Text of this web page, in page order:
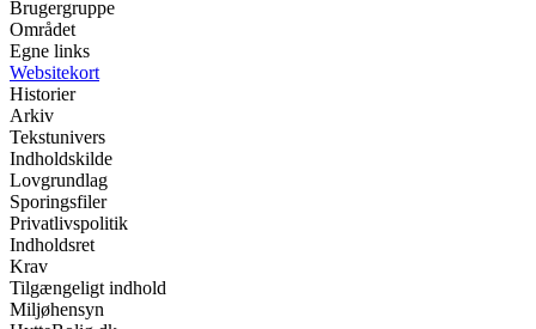
Brugergruppe
Området
Egne links
Websitekort
Historier
Arkiv
Tekstunivers
Indholdskilde
Lovgrundlag
Sporingsfiler
Privatlivspolitik
Indholdsret
Krav
Tilgængeligt indhold
Miljøhensyn